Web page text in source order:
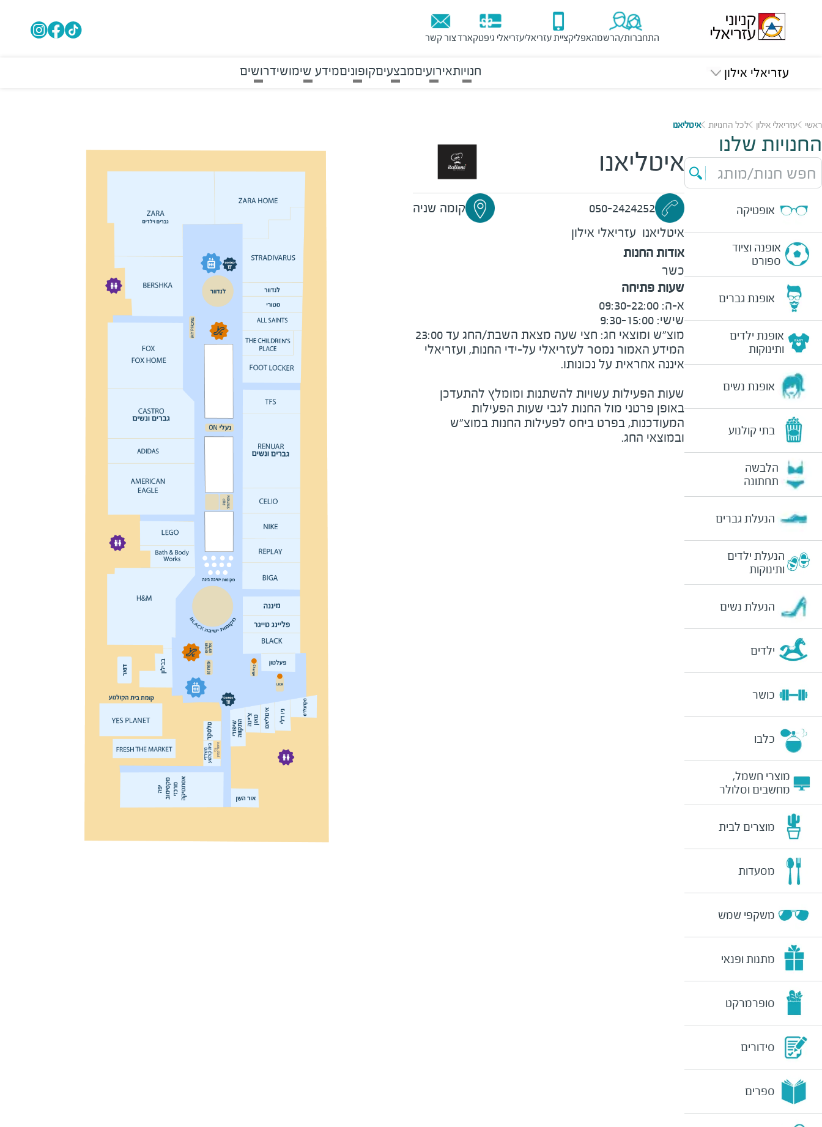
התחברות/הרשמהאפליקציית עזריאליעזריאלי גיפטקארדצור קשר
עזריאלי אילון חנויותאירועיםמבצעיםקופוניםמידע שימושידרושים
ראשי עזריאלי אילון לכל החנויות איטליאנו
החנויות שלנו
חפש חנות/מותג
אופטיקה
אופנה וציוד
ספורט
אופנת גברים
אופנת ילדים
ותינוקות
אופנת נשים
בתי קולנוע
הלבשה
תחתונה
הנעלת גברים
הנעלת ילדים
ותינוקות
הנעלת נשים
ילדים
כושר
כלבו
מוצרי חשמל,
מחשבים וסלולר
מוצרים לבית
מסעדות
משקפי שמש
מתנות ופנאי
סופרמרקט
סידורים
ספרים
איטליאנו
050-2424252
קומה שניה
איטליאנו עזריאלי אילון
אודות החנות
כשר
שעות פתיחה
מוצ״ש ומוצאי חג: חצי שעה מצאת השבת/החג עד 23:00
המידע האמור נמסר לעזריאלי על-ידי החנות, ועזריאלי
שעות הפעילות עשויות להשתנות ומומלץ להתעדכן
באופן פרטני מול החנות לגבי שעות הפעילות
המעודכנות, בפרט ביחס לפעילות החנות במוצ"ש
ובמוצאי החג.